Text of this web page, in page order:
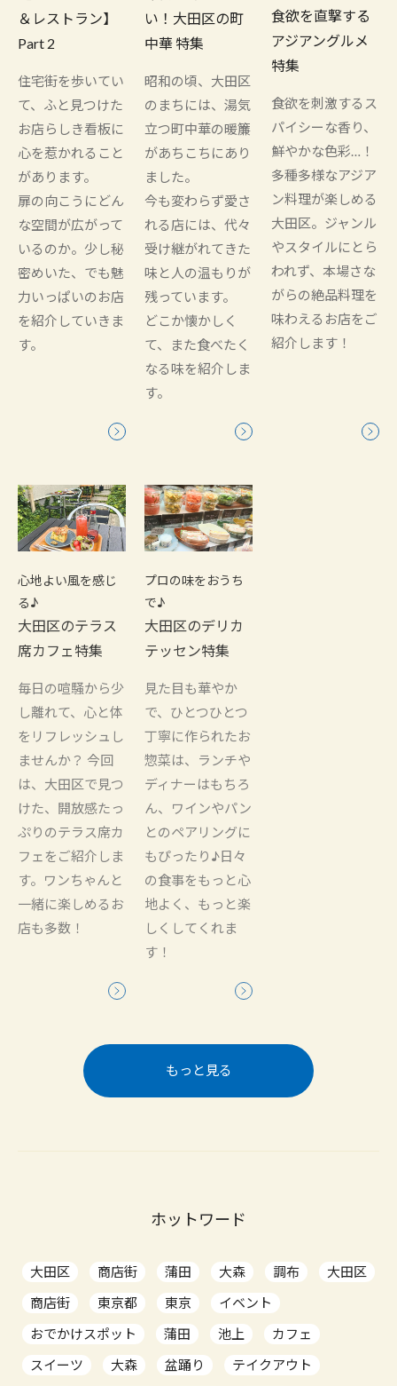
＆レストラン】
Part 2
住宅街を歩いてい
て、ふと見つけた
お店らしき看板に
心を惹かれること
があります。
扉の向こうにどん
な空間が広がって
いるのか。少し秘
密めいた、でも魅
力いっぱいのお店
を紹介していきま
す。
い！大田区の町
中華 特集
昭和の頃、大田区
のまちには、湯気
立つ町中華の暖簾
があちこちにあり
ました。
今も変わらず愛さ
れる店には、代々
受け継がれてきた
味と人の温もりが
残っています。
どこか懐かしく
て、また食べたく
なる味を紹介しま
す。
食欲を直撃する
アジアングルメ
特集
食欲を刺激するス
パイシーな香り、
鮮やかな色彩…！
多種多様なアジア
ン料理が楽しめる
大田区。ジャンル
やスタイルにとら
われず、本場さな
がらの絶品料理を
味わえるお店をご
紹介します！
心地よい風を感じ
る♪
大田区のテラス
席カフェ特集
毎日の喧騒から少
し離れて、心と体
をリフレッシュし
ませんか？ 今回
は、大田区で見つ
けた、開放感たっ
ぷりのテラス席カ
フェをご紹介しま
す。ワンちゃんと
一緒に楽しめるお
店も多数！
プロの味をおうち
で♪
大田区のデリカ
テッセン特集
見た目も華やか
で、ひとつひとつ
丁寧に作られたお
惣菜は、ランチや
ディナーはもちろ
ん、ワインやパン
とのペアリングに
もぴったり♪日々
の食事をもっと心
地よく、もっと楽
しくしてくれま
す！
もっと見る
ホットワード
大田区 商店街 蒲田 大森 調布
大田区
商店街
東京都 東京
イベント
おでかけスポット
蒲田 池上
カフェ
スイーツ
大森 盆踊り
テイクアウト